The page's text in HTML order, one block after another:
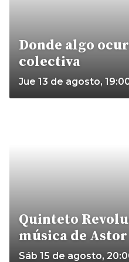
Donde algo
colectiva
Jue 13 de agosto,
Quinteto
música de
Sáb 15 de agosto,